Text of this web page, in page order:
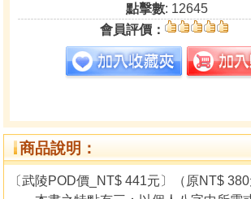
點擊數: 12645
會員評價：
商品說明：
〔武陵POD價_NT$ 441元〕（原NT$ 380